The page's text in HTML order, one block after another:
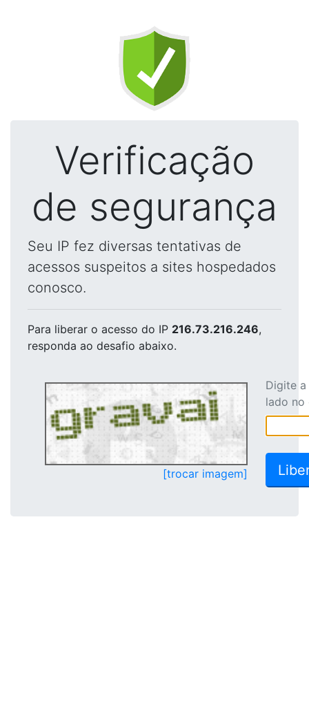
Verificação
de segurança
Seu IP fez diversas tentativas de
acessos suspeitos a sites hospedados
conosco.
Para liberar o acesso do IP 216.73.216.246,
responda ao desafio abaixo.
[trocar imagem]
Digite
lado no